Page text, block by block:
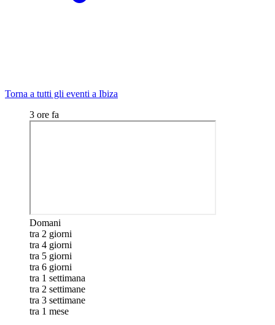
Torna a tutti gli eventi a Ibiza
3 ore fa
Domani
tra 2 giorni
tra 4 giorni
tra 5 giorni
tra 6 giorni
tra 1 settimana
tra 2 settimane
tra 3 settimane
tra 1 mese